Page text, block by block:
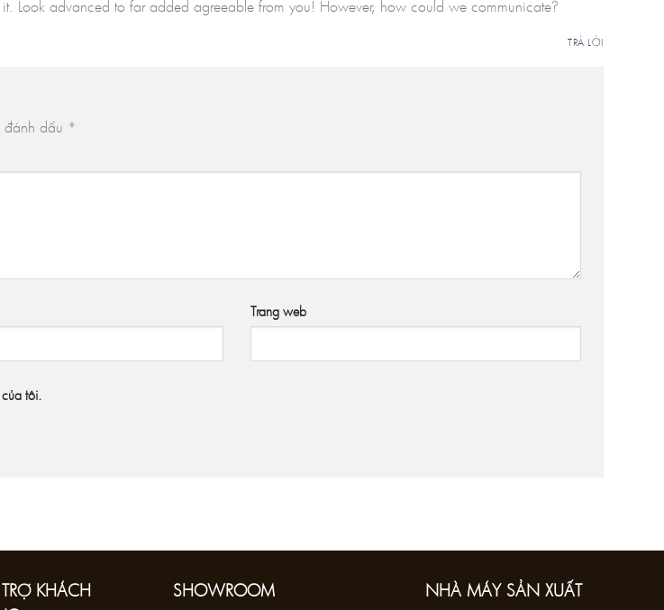
Look advanced to far added agreeable from you! However, how could we communicate?
TRẢ LỜI
dấu *
Trang web
tôi.
KHÁCH
SHOWROOM NHÀ MÁY SẢN XUẤT